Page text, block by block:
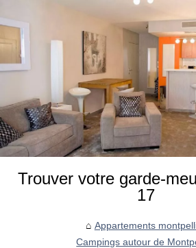
Trouver votre garde-
17
Appartements
Campings autour de